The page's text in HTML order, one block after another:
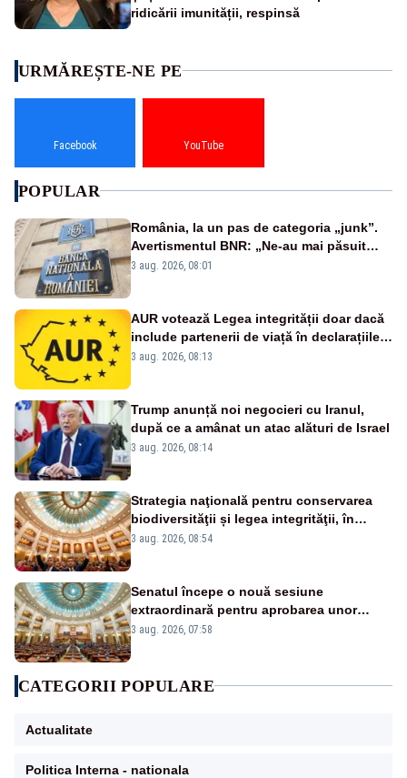
ridicării imunității, respinsă
URMĂREȘTE-NE PE
Facebook YouTube
POPULAR
România, la un pas de categoria „junk”.
Avertismentul BNR: „Ne-au mai păsuit
pentru câteva luni”
3 aug. 2026, 08:01
AUR votează Legea integrității doar dacă
include partenerii de viață în declarațiile
de avere și interese, așa cum a anunțat
trebuie să plece din funcție: fără excepții!
3 aug. 2026, 08:13
Trump anunță noi negocieri cu Iranul,
după ce a amânat un atac alături de Israel
3 aug. 2026, 08:14
Strategia naţională pentru conservarea
biodiversităţii și legea integrităţii, în
dezbatere
3 aug. 2026, 08:54
Senatul începe o nouă sesiune
extraordinară pentru aprobarea unor
jaloane din PNRR
3 aug. 2026, 07:58
CATEGORII POPULARE
Actualitate
Politica Interna - nationala